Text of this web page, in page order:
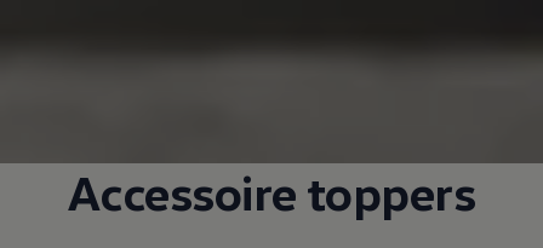
Accessoire toppers